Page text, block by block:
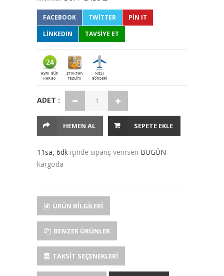
FACEBOOK TWITTER
PIN IT
LINKEDIN
TAVSİYE ET
ADET :
HEMEN AL SEPETE EKLE
11sa, 6dk içinde sipariş verirsen BUGÜN
kargoda
ÜRÜN BILGILERI
BENZER ÜRÜNLER
TAKSIT SEÇENEKLERI